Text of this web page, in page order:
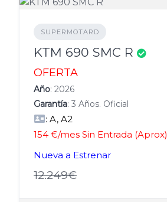
SUPERMOTARD
KTM 690 SMC R
OFERTA
Año: 2026
Garantía: 3 Años. Oficial
: A, A2
154 €/mes Sin Entrada (Aprox)
Nueva a Estrenar
12.249€